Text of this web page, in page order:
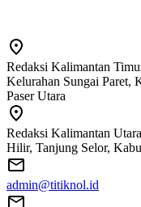
Redaksi Kalimantan
Kelurahan Sungai Paret,
Paser Utara
Redaksi Kalimantan
Hilir, Tanjung Selor,
admin@titiknol.id